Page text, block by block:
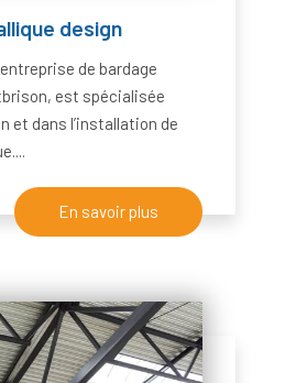
design
de bardage
est spécialisée
et dans l’installation de
En savoir plus